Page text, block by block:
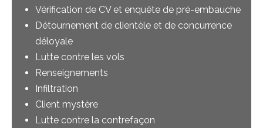
Vérification de CV et enquête de pré-embauche
Détournement de clientèle et de concurrence
déloyale
Lutte contre les vols
Renseignements
Infiltration
Client mystère
Lutte contre la contrefaçon